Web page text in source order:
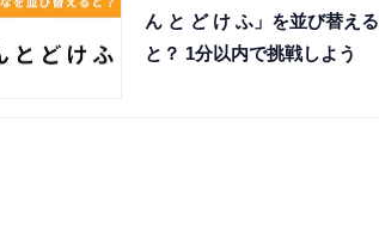
ん と ど け ふ」を並び替える
と？ 1分以内で挑戦しよう